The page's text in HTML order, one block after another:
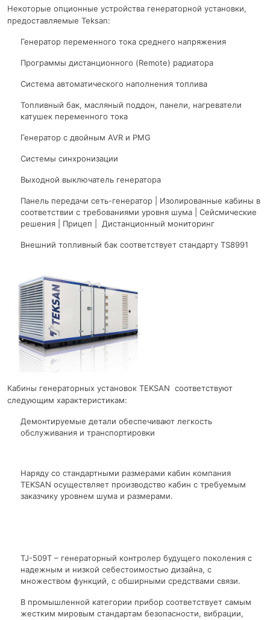
Некоторые опционные устройства генераторной установки,
предоставляемые Teksan:
Генератор переменного тока среднего напряжения
Программы дистанционного (Remote) радиатора
Система автоматического наполнения топлива
Топливный бак, масляный поддон, панели, нагреватели
катушек переменного тока
Генератор с двойным AVR и PMG
Системы синхронизации
Выходной выключатель генератора
Панель передачи сеть-генератор | Изолированные кабины в
соответствии с требованиями уровня шума | Сейсмические
решения | Прицеп | Дистанционный мониторинг
Внешний топливный бак соответствует стандарту TS8991
Кабины генераторных установок TEKSAN соответствуют
следующим характеристикам:
Демонтируемые детали обеспечивают легкость
обслуживания и транспортировки
Наряду со стандартными размерами кабин компания
TEKSAN осуществляет производство кабин с требуемым
заказчику уровнем шума и размерами.
TJ-509T – генераторный контролер будущего поколения с
надежным и низкой себестоимостью дизайна, с
множеством функций, с обширными средствами связи.
В промышленной категории прибор соответствует самым
жестким мировым стандартам безопасности, вибрации,